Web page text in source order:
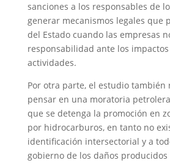
sanciones a los responsables de
generar mecanismos legales que
del Estado cuando las empresas
responsabilidad ante los
actividades.
Por otra parte, el estudio también
pensar en una moratoria
que se detenga la promoción en
por hidrocarburos, en tanto no
identificación intersectorial y a
gobierno de los daños